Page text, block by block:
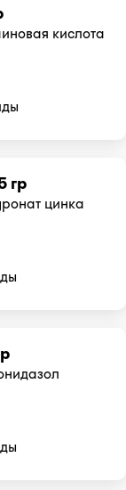
кислота
гр
цинка